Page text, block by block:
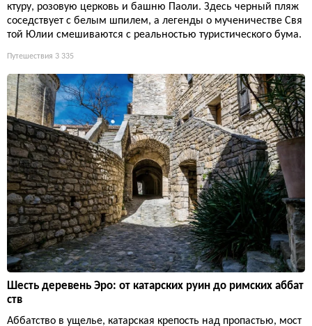
ктуру, розовую церковь и башню Паоли. Здесь черный пляж
соседствует с белым шпилем, а легенды о мученичестве Свя
той Юлии смешиваются с реальностью туристического бума.
Путешествия 3 335
Шесть деревень Эро: от катарских руин до римских аббат
ств
Аббатство в ущелье, катарская крепость над пропастью, мост